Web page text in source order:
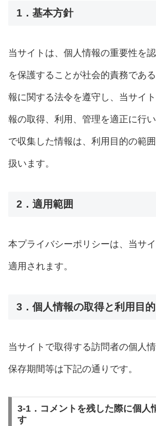
1．基本方針
当サイトは、個人情報の重要性を
を保護することが社会的責務であ
報に関する法令を遵守し、当サイ
報の取得、利用、管理を適正に行
で収集した情報は、利用目的の範
扱います。
2．適用範囲
本プライバシーポリシーは、当サ
適用されます。
3．個人情報の取得と利用目的
当サイトで取得する訪問者の個人情
保存期間等は下記の通りです。
3-1．コメントを残した際に個人
す